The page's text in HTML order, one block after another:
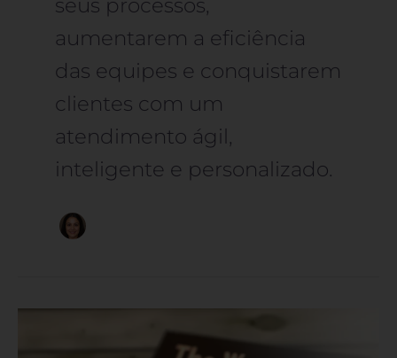
seus processos,
aumentarem a eficiência
das equipes e conquistarem
clientes com um
atendimento ágil,
inteligente e personalizado.